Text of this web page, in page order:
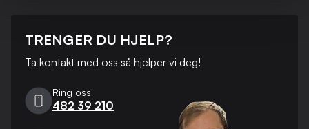
TRENGER DU HJELP?
Ta kontakt med oss ​​så hjelper vi deg!
Ring oss
482 39 210